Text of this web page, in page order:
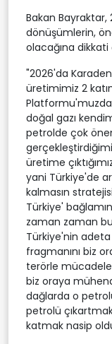
Bakan Bayraktar,
dönüşümlerin,
olacağına
"2026'da
üretimimiz 2
doğal gazı
petrolde çok
üretime
yani Türkiye'de
kalmasın
Türkiye'
zaman zaman
Türkiye'nin
fragmanını biz
terörle
biz oraya
dağlarda o
petrolü
katmak nasip